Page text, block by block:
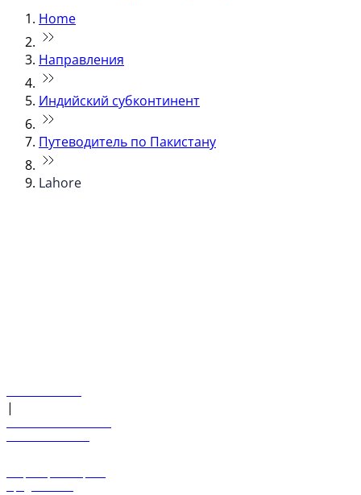
Home
Направления
Индийский субконтинент
Путеводитель по Пакистану
Lahore
|